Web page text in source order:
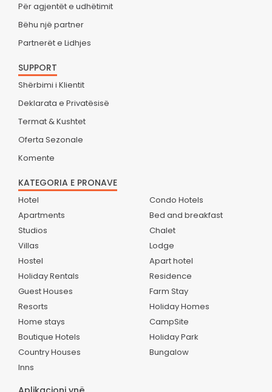
Për agjentët e udhëtimit
Bëhu një partner
Partnerët e Lidhjes
SUPPORT
Shërbimi i Klientit
Deklarata e Privatësisë
Termat & Kushtet
Oferta Sezonale
Komente
KATEGORIA E PRONAVE
Hotel
Apartments
Studios
Villas
Hostel
Holiday Rentals
Guest Houses
Resorts
Home stays
Boutique Hotels
Country Houses
Inns
Condo Hotels
Bed and breakfast
Chalet
Lodge
Apart hotel
Residence
Farm Stay
Holiday Homes
CampSite
Holiday Park
Bungalow